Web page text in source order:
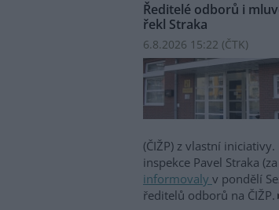
Ředitelé odborů i
řekl Straka
6.8.2026 15:22 (ČTK)
(ČIŽP) z vlastní
inspekce Pavel Straka
informovaly v pondělí
ředitelů odborů na ČIŽP.